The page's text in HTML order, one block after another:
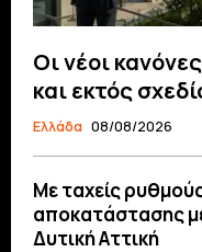
Οι νέοι
και εκτός
Ελλάδα 08/08/2026
Με ταχείς
αποκατάστασης
Δυτική Αττική